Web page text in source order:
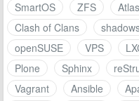
SmartOS
ZFS
Clash of Clans
openSUSE
VPS
Plone
Sphinx
Vagrant
Ansible